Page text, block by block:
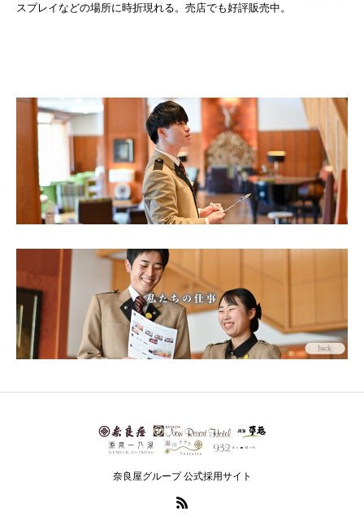
スプレイなどの場所に時折現れる。売店でも好評販売中。
奈良屋グループ 公式採用サイト